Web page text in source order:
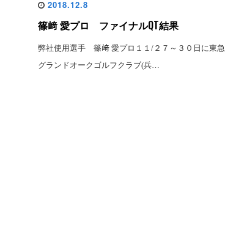
2018.12.8
篠﨑 愛プロ ファイナルQT結果
弊社使用選手 篠﨑 愛プロ１１/２７～３０日に東急
グランドオークゴルフクラブ(兵…